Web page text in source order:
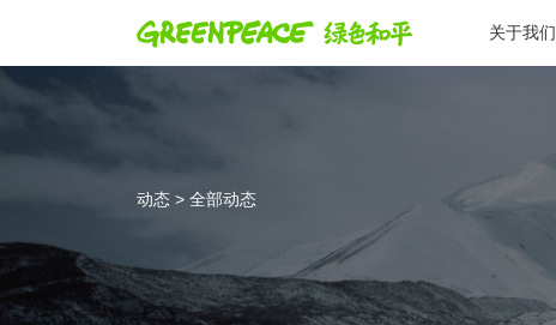
关于我们
动态 > 全部动态